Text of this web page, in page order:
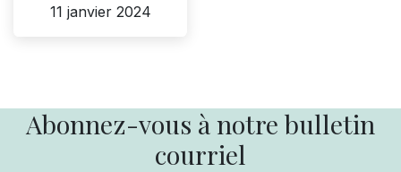
11 janvier 2024
Abonnez-vous à notre bulletin
courriel